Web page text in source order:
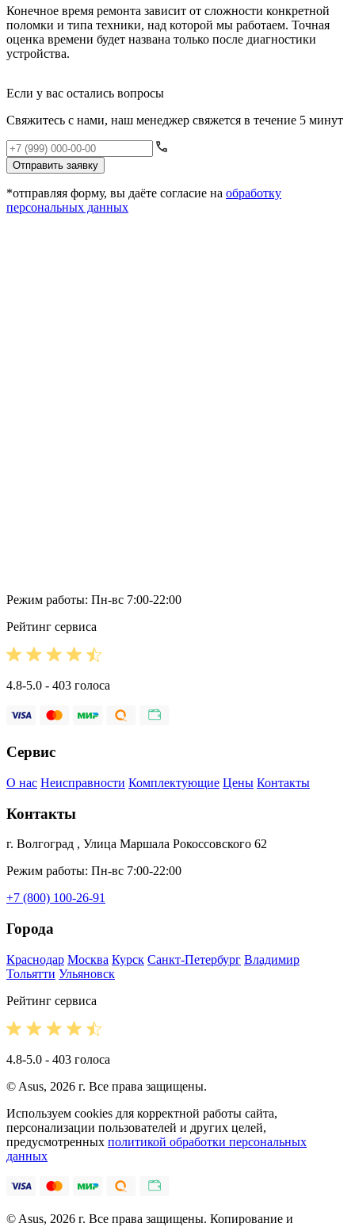
Конечное время ремонта зависит от сложности конкретной
поломки и типа техники, над которой мы работаем. Точная
оценка времени будет названа только после диагностики
устройства.
Если у вас остались вопросы
Свяжитесь с нами, наш менеджер свяжется в течение 5 минут
Отправить заявку
*отправляя форму, вы даёте согласие на обработку
персональных данных
Режим работы: Пн-вс 7:00-22:00
Рейтинг сервиса
4.8-5.0 - 403 голоса
Сервис
О нас Неисправности Комплектующие Цены Контакты
Контакты
г. Волгоград , Улица Маршала Рокоссовского 62
Режим работы: Пн-вс 7:00-22:00
+7 (800) 100-26-91
Города
Краснодар Москва Курск Санкт-Петербург Владимир
Тольятти Ульяновск
Рейтинг сервиса
4.8-5.0 - 403 голоса
© Asus, 2026 г. Все права защищены.
Используем cookies для корректной работы сайта,
персонализации пользователей и других целей,
предусмотренных политикой обработки персональных
данных
© Asus, 2026 г. Все права защищены. Копирование и